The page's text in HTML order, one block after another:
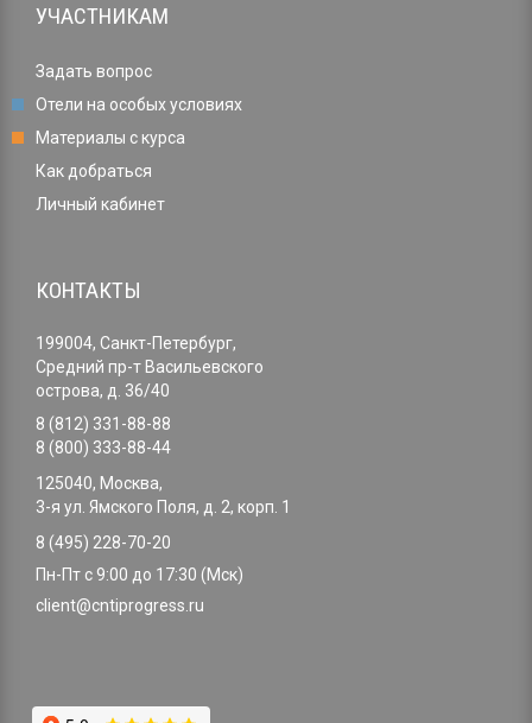
УЧАСТНИКАМ
Задать вопрос
Отели на особых условиях
Материалы с курса
Как добраться
Личный кабинет
КОНТАКТЫ
199004, Санкт-Петербург,
Средний пр-т Васильевского
острова, д. 36/40
8 (812) 331-88-88
8 (800) 333-88-44
125040, Москва,
3-я ул. Ямского Поля, д. 2, корп. 1
8 (495) 228-70-20
Пн-Пт с 9:00 до 17:30 (Мск)
client@cntiprogress.ru